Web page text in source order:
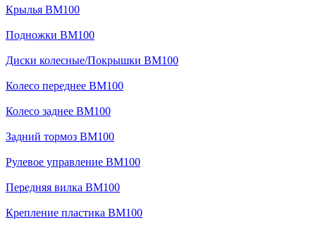
Крылья BM100
Подножки BM100
Диски колесные/Покрышки BM100
Колесо переднее BM100
Колесо заднее BM100
Задний тормоз BM100
Рулевое управление BM100
Передняя вилка BM100
Крепление пластика BM100